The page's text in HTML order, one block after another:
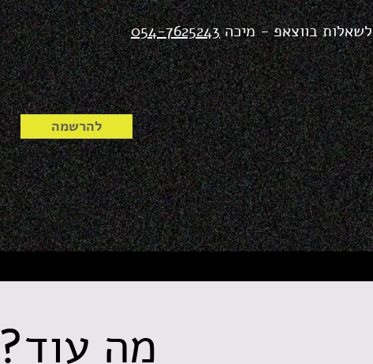
לשאלות בווצאפ - מיכה054-7625243
להרשמה
מה עוד?